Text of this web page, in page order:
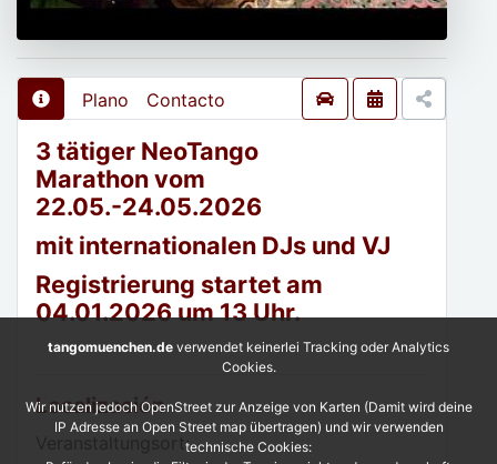
Plano Contacto
3 tätiger NeoTango
Marathon vom
22.05.-24.05.2026
mit internationalen DJs und VJ
Registrierung startet am
04.01.2026 um 13 Uhr.
Localización
Veranstaltungsort:
tangomuenchen.de verwendet keinerlei Tracking oder Analytics
Cookies.
Wir nutzen jedoch OpenStreet zur Anzeige von Karten (Damit wird deine
IP Adresse an Open Street map übertragen) und wir verwenden
technische Cookies: